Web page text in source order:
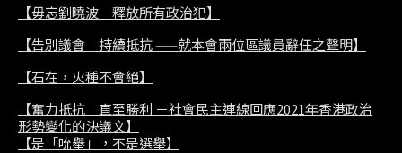
【毋忘劉曉波 釋放所有政治犯】
【告別議會 持續抵抗 ——就本會兩位區議員辭任之聲明】
【石在，火種不會絕】
【奮力抵抗 直至勝利 －社會民主連線回應2021年香港政治
形勢變化的決議文】
【是「吮舉」，不是選舉】